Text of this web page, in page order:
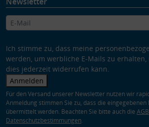
Ich stimme zu, dass meine
werden, um werbliche E-Mails zu erhalten,
dies jederzeit widerrufen kann.
Anmelden
Für den Versand unserer Newsletter nutzen wir
Anmeldung stimmen Sie zu, dass die
übermittelt werden. Beachten Sie bitte auch die AGB
Datenschutzbestimmungen.